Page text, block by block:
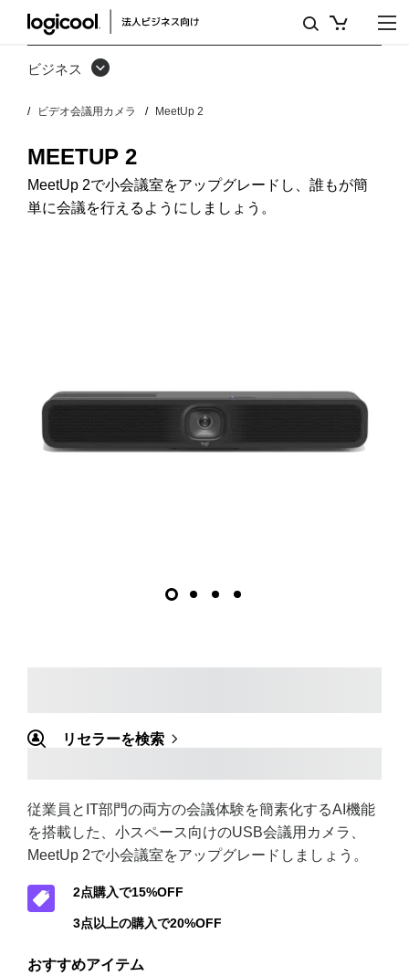
MEETUP
入
ビジネス
ビデオ会議用カメラ MeetUp 2
MEETUP 2
MeetUp 2で小会議室をアップグレードし、誰もが簡
単に会議を行えるようにしましょう。
リセラーを検索
従業員とIT部門の両方の会議体験を簡素化するAI機能
を搭載した、小スペース向けのUSB会議用カメラ、
MeetUp 2で小会議室をアップグレードしましょう。
2点購入で15%OFF
3点以上の購入で20%OFF
おすすめアイテム